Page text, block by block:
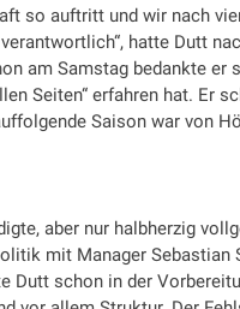
so auftritt und wir nach
hatte Dutt
am Samstag bedankte
Seiten“ erfahren hat.
Saison war von
aber nur halbherzig
mit Manager
Dutt schon in der